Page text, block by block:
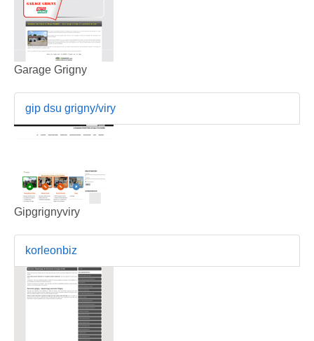
Garage Grigny
gip dsu grigny/viry
Gipgrignyviry
korleonbiz